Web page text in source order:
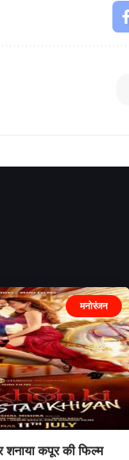
मनोरंजन
शनाया कपूर की फिल्म